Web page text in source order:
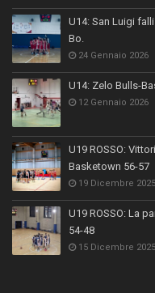
U14: San Luigi
Bo.
24 Gennaio 2026
U14: Zelo Bulls-
12 Gennaio 2026
U19 ROSSO:
Basketown 56-57
19 Dicembre 2025
U19 ROSSO: La
54-48
15 Dicembre 2025